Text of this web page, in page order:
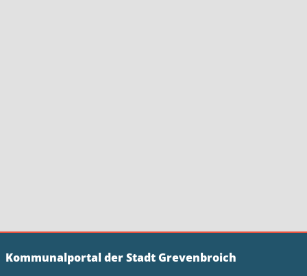
Kommunalportal der Stadt Grevenbroich